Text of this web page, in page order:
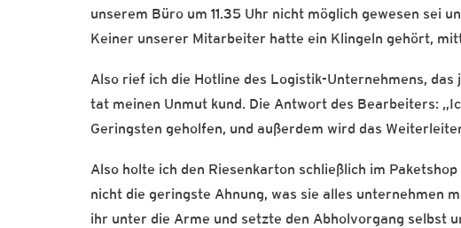
unserem Büro um 11.35 Uhr nicht möglich gewesen sei
Keiner unserer Mitarbeiter hatte ein Klingeln gehört,
Also rief ich die Hotline des Logistik-Unternehmens,
tat meinen Unmut kund. Die Antwort des Bearbeiters:
Geringsten geholfen, und außerdem wird das
Also holte ich den Riesenkarton schließlich im
nicht die geringste Ahnung, was sie alles unternehmen
ihr unter die Arme und setzte den Abholvorgang selbst